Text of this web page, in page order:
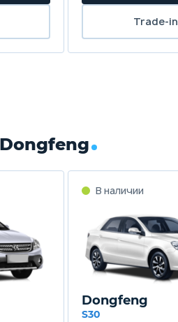
Trade-in
В наличии
Dongfeng
S30